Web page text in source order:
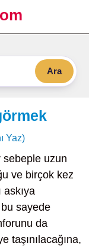
Ara
Yaz)
sebeple uzun
ve birçok kez
askıya
bu sayede
da
taşınılacağına,